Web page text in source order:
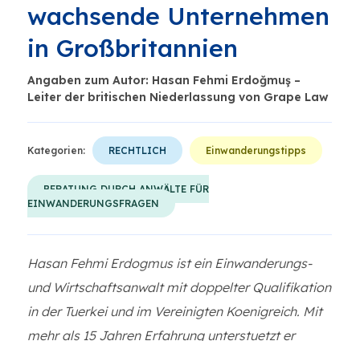
wachsende Unternehmen
in Großbritannien
Angaben zum Autor: Hasan Fehmi Erdoğmuş –
Leiter der britischen Niederlassung von Grape Law
Kategorien: RECHTLICH Einwanderungstipps
BERATUNG DURCH ANWÄLTE FÜR
EINWANDERUNGSFRAGEN
Hasan Fehmi Erdogmus ist ein Einwanderungs-
und Wirtschaftsanwalt mit doppelter Qualifikation
in der Tuerkei und im Vereinigten Koenigreich. Mit
mehr als 15 Jahren Erfahrung unterstuetzt er